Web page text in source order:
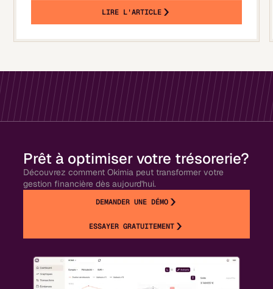
LIRE L'ARTICLE
Prêt à optimiser votre trésorerie?
Découvrez comment Okimia peut transformer votre
gestion financière dès aujourd'hui.
DEMANDER UNE DÉMO
ESSAYER GRATUITEMENT